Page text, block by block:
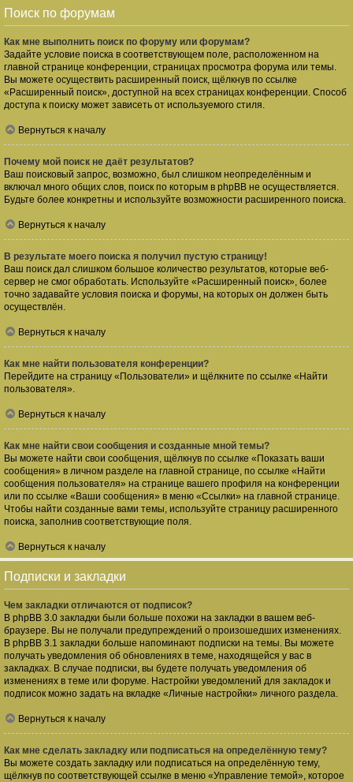
Поиск по форумам
Как мне выполнить поиск по форуму или форумам?
Задайте условие поиска в соответствующем поле, расположенном на
главной странице конференции, страницах просмотра форума или темы.
Вы можете осуществить расширенный поиск, щёлкнув по ссылке
«Расширенный поиск», доступной на всех страницах конференции. Способ
доступа к поиску может зависеть от используемого стиля.
Вернуться к началу
Почему мой поиск не даёт результатов?
Ваш поисковый запрос, возможно, был слишком неопределённым и
включал много общих слов, поиск по которым в phpBB не осуществляется.
Будьте более конкретны и используйте возможности расширенного поиска.
Вернуться к началу
В результате моего поиска я получил пустую страницу!
Ваш поиск дал слишком большое количество результатов, которые веб-
сервер не смог обработать. Используйте «Расширенный поиск», более
точно задавайте условия поиска и форумы, на которых он должен быть
осуществлён.
Вернуться к началу
Как мне найти пользователя конференции?
Перейдите на страницу «Пользователи» и щёлкните по ссылке «Найти
пользователя».
Вернуться к началу
Как мне найти свои сообщения и созданные мной темы?
Вы можете найти свои сообщения, щёлкнув по ссылке «Показать ваши
сообщения» в личном разделе на главной странице, по ссылке «Найти
сообщения пользователя» на странице вашего профиля на конференции
или по ссылке «Ваши сообщения» в меню «Ссылки» на главной странице.
Чтобы найти созданные вами темы, используйте страницу расширенного
поиска, заполнив соответствующие поля.
Вернуться к началу
Подписки и закладки
Чем закладки отличаются от подписок?
В phpBB 3.0 закладки были больше похожи на закладки в вашем веб-
браузере. Вы не получали предупреждений о произошедших изменениях.
В phpBB 3.1 закладки больше напоминают подписки на темы. Вы можете
получать уведомления об обновлениях в теме, находящейся у вас в
закладках. В случае подписки, вы будете получать уведомления об
изменениях в теме или форуме. Настройки уведомлений для закладок и
подписок можно задать на вкладке «Личные настройки» личного раздела.
Вернуться к началу
Как мне сделать закладку или подписаться на определённую тему?
Вы можете создать закладку или подписаться на определённую тему,
щёлкнув по соответствующей ссылке в меню «Управление темой», которое